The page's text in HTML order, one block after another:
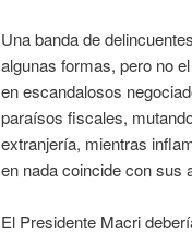
Una banda de
algunas formas, pero no
en escandalosos
paraísos fiscales,
extranjería, mientras
en nada coincide con sus
El Presidente Macri